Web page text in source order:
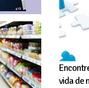
vida de